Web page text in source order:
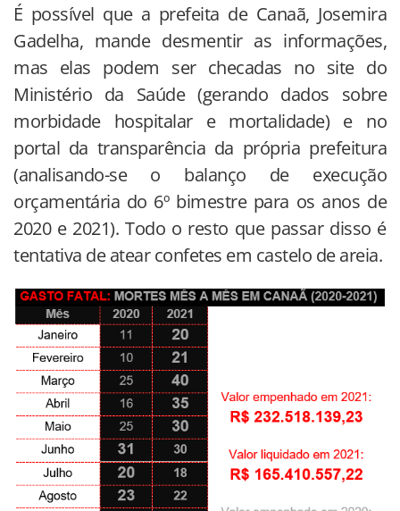
É possível que a prefeita de Canaã, Josemira
Gadelha, mande desmentir as informações,
mas elas podem ser checadas no site do
Ministério da Saúde (gerando dados sobre
morbidade hospitalar e mortalidade) e no
portal da transparência da própria prefeitura
(analisando-se o balanço de execução
orçamentária do 6º bimestre para os anos de
2020 e 2021). Todo o resto que passar disso é
tentativa de atear confetes em castelo de areia.